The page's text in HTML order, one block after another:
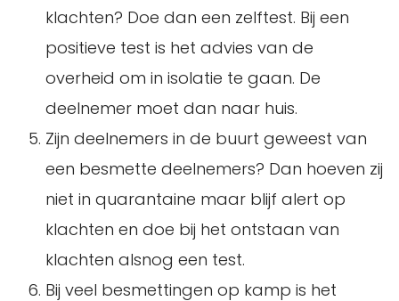
klachten? Doe dan een zelftest. Bij een
positieve test is het advies van de
overheid om in isolatie te gaan. De
deelnemer moet dan naar huis.
Zijn deelnemers in de buurt geweest van
een besmette deelnemers? Dan hoeven zij
niet in quarantaine maar blijf alert op
klachten en doe bij het ontstaan van
klachten alsnog een test.
Bij veel besmettingen op kamp is het